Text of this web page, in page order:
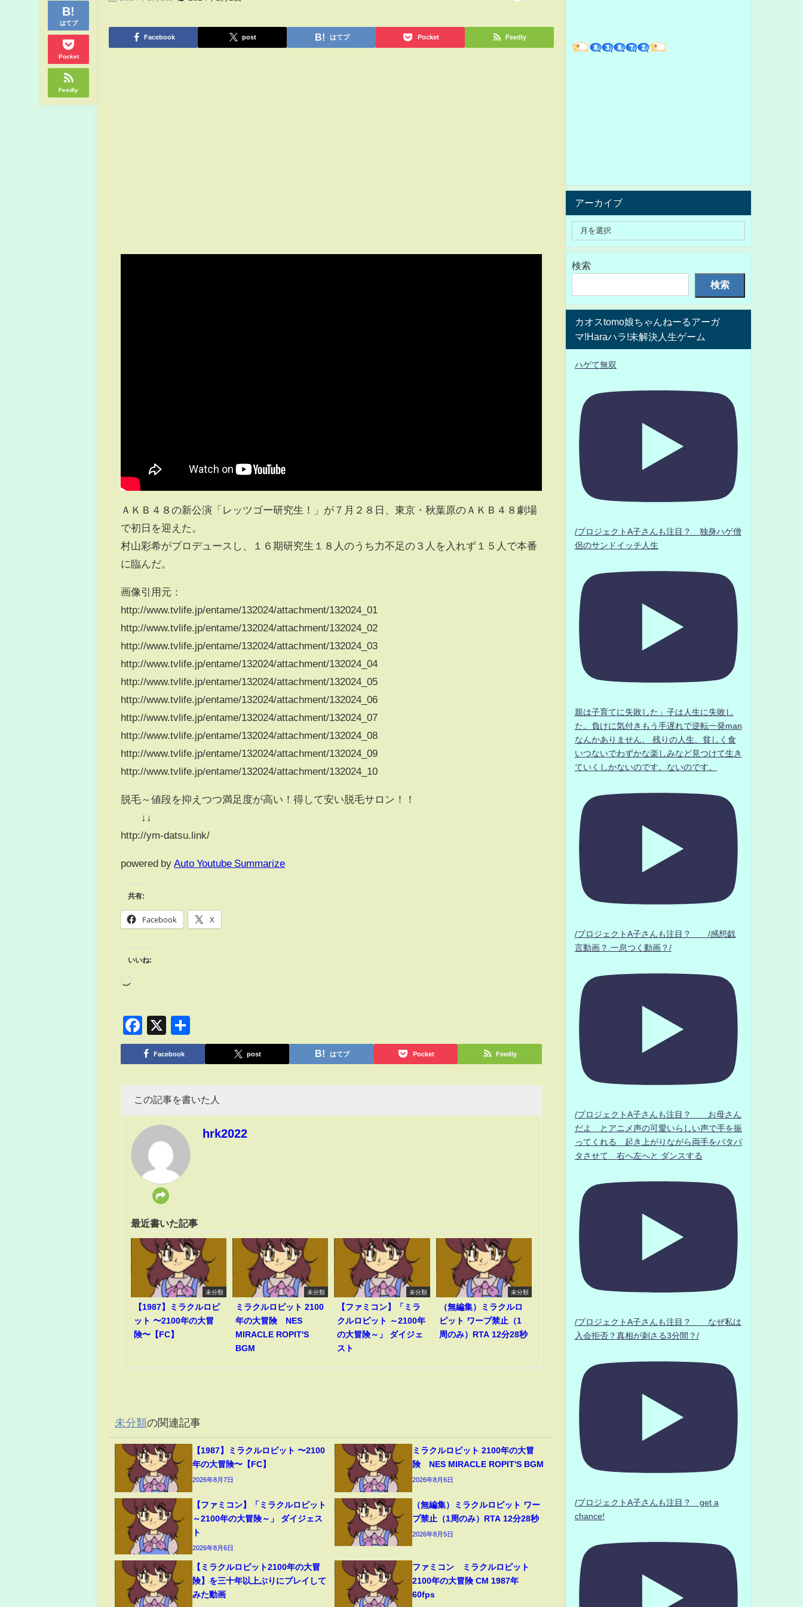
はてブ
Pocket
Feedly
Facebook post はてブ Pocket Feedly
ＡＫＢ４８の新公演「レッツゴー研究生！」が７月２８日、東京・秋葉原のＡＫＢ４８劇場
で初日を迎えた。
村山彩希がプロデュースし、１６期研究生１８人のうち力不足の３人を入れず１５人で本番
に臨んだ。
画像引用元：
http://www.tvlife.jp/entame/132024/attachment/132024_01
http://www.tvlife.jp/entame/132024/attachment/132024_02
http://www.tvlife.jp/entame/132024/attachment/132024_03
http://www.tvlife.jp/entame/132024/attachment/132024_04
http://www.tvlife.jp/entame/132024/attachment/132024_05
http://www.tvlife.jp/entame/132024/attachment/132024_06
http://www.tvlife.jp/entame/132024/attachment/132024_07
http://www.tvlife.jp/entame/132024/attachment/132024_08
http://www.tvlife.jp/entame/132024/attachment/132024_09
http://www.tvlife.jp/entame/132024/attachment/132024_10
脱毛～値段を抑えつつ満足度が高い！得して安い脱毛サロン！！
↓↓
http://ym-datsu.link/
powered by Auto Youtube Summarize
共有:
Facebook X
いいね:
Facebook
X
有
Facebook post はてブ Pocket Feedly
この記事を書いた人
hrk2022
最近書いた記事
未分類
【1987】ミラクルロピ
ット 〜2100年の大冒
険〜【FC】
未分類
ミラクルロピット 2100
年の大冒険 NES
MIRACLE ROPIT'S
BGM
未分類
【ファミコン】「ミラ
クルロピット ～2100年
の大冒険～」 ダイジェ
スト
未分類
（無編集）ミラクルロ
ピット ワープ禁止（1
周のみ）RTA 12分28秒
未分類の関連記事
【1987】ミラクルロピット 〜2100
年の大冒険〜【FC】
2026年8月7日
ミラクルロピット 2100年の大冒
険 NES MIRACLE ROPIT'S BGM
2026年8月6日
【ファミコン】「ミラクルロピット
～2100年の大冒険～」 ダイジェス
ト
2026年8月6日
（無編集）ミラクルロピット ワー
プ禁止（1周のみ）RTA 12分28秒
2026年8月5日
【ミラクルロピット2100年の大冒
険】を三十年以上ぶりにプレイして
みた動画
ファミコン ミラクルロピット
2100年の大冒険 CM 1987年
60fps
アーカイブ
検索
検索
カオスtomo娘ちゃんねーるアーガ
マ!Haraハラ!未解決人生ゲーム
ハゲて無双
/プロジェクトA子さんも注目？ 独身ハゲ僧
侶のサンドイッチ人生
親は子育てに失敗した」子は人生に失敗し
た。負けに気付きもう手遅れで逆転一発man
なんかありません、 残りの人生、貧しく食
いつないでわずかな楽しみなど見つけて生き
ていくしかないのです。ないのです。
/プロジェクトA子さんも注目？ /感想戯
言動画？.一息つく動画？/
/プロジェクトA子さんも注目？ お母さん
だよ とアニメ声の可愛いらしい声で手を振
ってくれる 起き上がりながら両手をパタパ
タさせて 右へ左へと ダンスする
/プロジェクトA子さんも注目？ なぜ私は
入会拒否？真相が刺さる3分間？/
/プロジェクトA子さんも注目？ get a
chance!